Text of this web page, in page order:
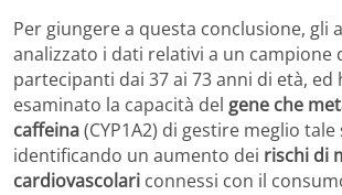
Per giungere a questa conclusione, gli
analizzato i dati relativi a un campione
partecipanti dai 37 ai 73 anni di età, ed
esaminato la capacità del gene che
caffeina(CYP1A2) di gestire meglio tale
identificando un aumento dei rischi di
cardiovascolari connessi con il